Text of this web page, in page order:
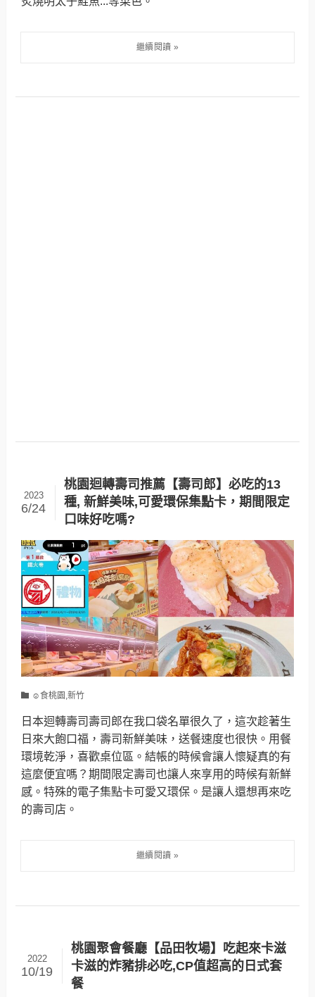
桃園迴轉壽司推薦【壽司郎】必吃的13
種, 新鮮美味,可愛環保集點卡，期間限定
口味好吃嗎?
2023
6/24
☺食桃園,新竹
日本迴轉壽司壽司郎在我口袋名單很久了，這次趁著生
日來大飽口福，壽司新鮮美味，送餐速度也很快。用餐
環境乾淨，喜歡桌位區。結帳的時候會讓人懷疑真的有
這麼便宜嗎？期間限定壽司也讓人來享用的時候有新鮮
感。特殊的電子集點卡可愛又環保。是讓人還想再來吃
的壽司店。
桃園聚會餐廳【品田牧場】吃起來卡滋
卡滋的炸豬排必吃,CP值超高的日式套
餐
2022
10/19